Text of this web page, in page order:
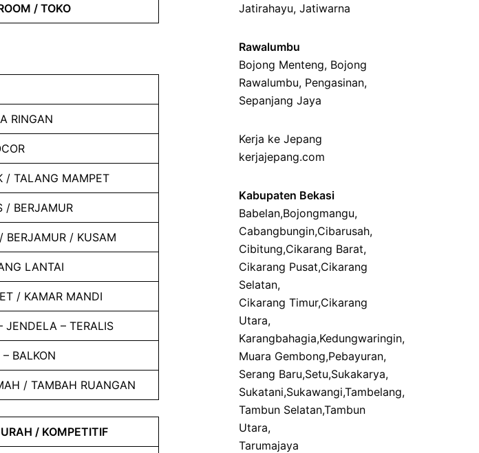
/ TOKO
RINGAN
/ TALANG MAMPET
/ BERJAMUR
BERJAMUR / KUSAM
LANTAI
/ KAMAR MANDI
JENDELA – TERALIS
– BALKON
/ TAMBAH RUANGAN
/ KOMPETITIF
Jatirahayu, Jatiwarna
Rawalumbu
Bojong Menteng, Bojong
Rawalumbu, Pengasinan,
Sepanjang Jaya
Kerja ke Jepang
kerjajepang.com
Kabupaten Bekasi
Babelan,Bojongmangu,
Cabangbungin,Cibarusah,
Cibitung,Cikarang Barat,
Cikarang Pusat,Cikarang
Selatan,
Cikarang Timur,Cikarang
Utara,
Karangbahagia,Kedungwaringin,
Muara Gembong,Pebayuran,
Serang Baru,Setu,Sukakarya,
Sukatani,Sukawangi,Tambelang,
Tambun Selatan,Tambun
Utara,
Tarumajaya